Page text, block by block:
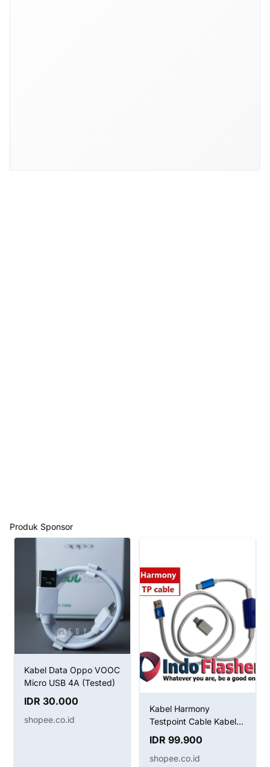
Produk Sponsor
Kabel Data Oppo VOOC
Micro USB 4A (Tested)
IDR 30.000
shopee.co.id
Kabel Harmony
Testpoint Cable Kabel
Boot Huawei
IDR 99.900
shopee.co.id